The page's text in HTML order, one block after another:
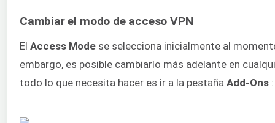
Cambiar el modo de acceso VPN
El Access Mode se selecciona inicialmente al
embargo, es posible cambiarlo más adelante en
todo lo que necesita hacer es ir a la pestaña Add-Ons :